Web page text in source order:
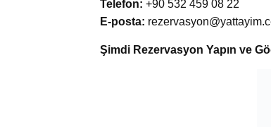
Telefon: +90 532 459 08 22
E-posta:
Şimdi Rezervasyon Yapın ve